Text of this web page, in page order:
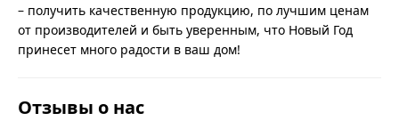
– получить качественную продукцию, по лучшим ценам
от производителей и быть уверенным, что Новый Год
принесет много радости в ваш дом!
Отзывы о нас